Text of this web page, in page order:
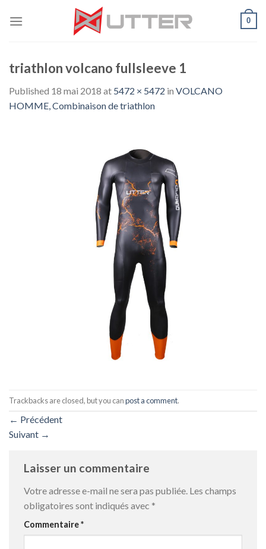
0
triathlon volcano fullsleeve 1
Published 18 mai 2018 at 5472 × 5472 in VOLCANO
HOMME, Combinaison de triathlon
Trackbacks are closed, but you canpost a comment.
← Précédent
Suivant →
Laisser un commentaire
Votre adresse e-mail ne sera pas publiée. Les champs
obligatoires sont indiqués avec *
Commentaire*